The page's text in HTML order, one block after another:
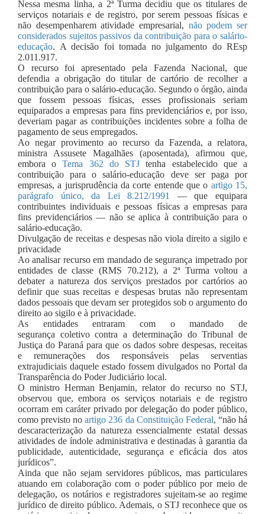
Nessa mesma linha, a 2ª Turma decidiu que os titulares de
serviços notariais e de registro, por serem pessoas físicas e
não desempenharem atividade empresarial, não podem ser
considerados sujeitos passivos da contribuição para o salário-
educação. A decisão foi tomada no julgamento do REsp
2.011.917.
O recurso foi apresentado pela Fazenda Nacional, que
defendia a obrigação do titular de cartório de recolher a
contribuição para o salário-educação. Segundo o órgão, ainda
que fossem pessoas físicas, esses profissionais seriam
equiparados a empresas para fins previdenciários e, por isso,
deveriam pagar as contribuições incidentes sobre a folha de
pagamento de seus empregados.
Ao negar provimento ao recurso da Fazenda, a relatora,
ministra Assusete Magalhães (aposentada), afirmou que,
embora oTema 362 do STJ tenha estabelecido que a
contribuição para o salário-educação deve ser paga por
empresas, a jurisprudência da corte entende que o artigo 15,
parágrafo único, da Lei 8.212/1991
— que equipara
contribuintes individuais e pessoas físicas a empresas para
fins previdenciários — não se aplica à contribuição para o
salário-educação.
Divulgação de receitas e despesas não viola direito a sigilo e
privacidade
Ao analisar recurso em mandado de segurança impetrado por
entidades de classe (RMS 70.212), a 2ª Turma voltou a
debater a natureza dos serviços prestados por cartórios ao
definir que suas receitas e despesas brutas não representam
dados pessoais que devam ser protegidos sob o argumento do
direito ao sigilo e à privacidade.
As entidades entraram com o mandado de
segurança coletivo contra a determinação do Tribunal de
Justiça do Paraná para que os dados sobre despesas, receitas
e remunerações dos responsáveis pelas serventias
extrajudiciais daquele estado fossem divulgados no Portal da
Transparência do Poder Judiciário local.
O ministro Herman Benjamin, relator do recurso no STJ,
observou que, embora os serviços notariais e de registro
ocorram em caráter privado por delegação do poder público,
como previsto noartigo 236 da Constituição Federal, “não há
descaracterização da natureza essencialmente estatal dessas
atividades de índole administrativa e destinadas à garantia da
publicidade, autenticidade, segurança e eficácia dos atos
jurídicos”.
Ainda que não sejam servidores públicos, mas particulares
atuando em colaboração com o poder público por meio de
delegação, os notários e registradores sujeitam-se ao regime
jurídico de direito público. Ademais, o STJ reconhece que os